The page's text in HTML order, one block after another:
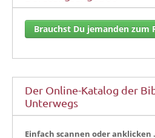
Ein­fach scan­nen oder anklicken …